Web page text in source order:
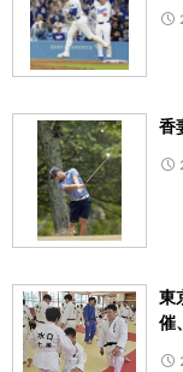
香
東
催